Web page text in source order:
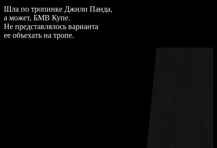
Шла по тропинке Джили Панда,
а может, БМВ Купе.
Не представлялось варианта
ее объехать на тропе.